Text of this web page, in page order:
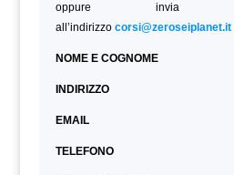
oppure invia
all’indirizzo corsi@zeroseiplanet.it
NOME E COGNOME
INDIRIZZO
EMAIL
TELEFONO